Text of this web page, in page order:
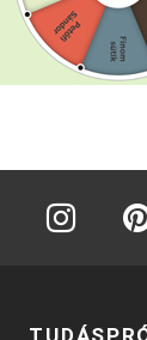
facebook instagram